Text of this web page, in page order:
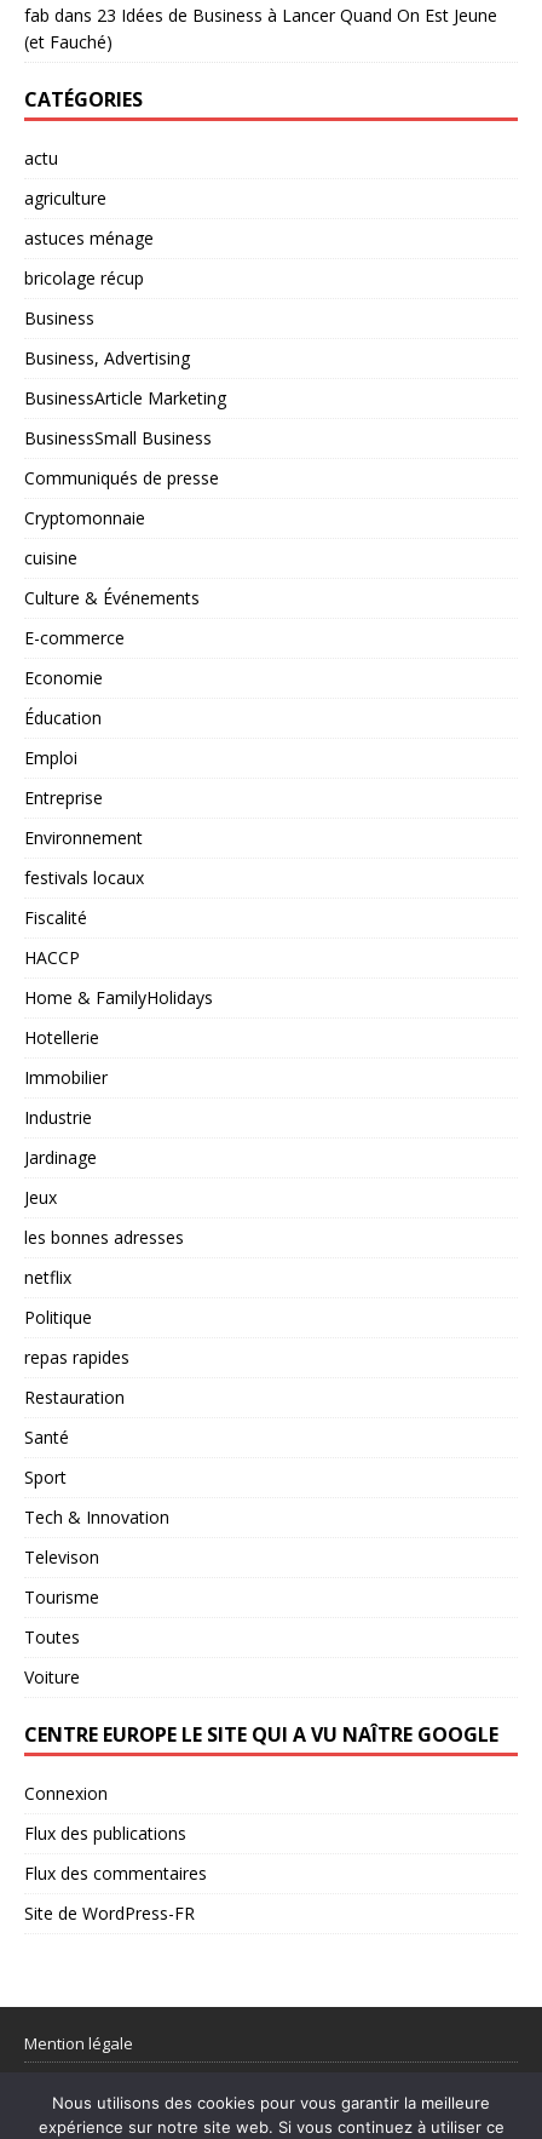
fab dans 23 Idées de Business à Lancer Quand On Est Jeune
(et Fauché)
CATÉGORIES
actu
agriculture
astuces ménage
bricolage récup
Business
Business, Advertising
BusinessArticle Marketing
BusinessSmall Business
Communiqués de presse
Cryptomonnaie
cuisine
Culture & Événements
E-commerce
Economie
Éducation
Emploi
Entreprise
Environnement
festivals locaux
Fiscalité
HACCP
Home & FamilyHolidays
Hotellerie
Immobilier
Industrie
Jardinage
Jeux
les bonnes adresses
netflix
Politique
repas rapides
Restauration
Santé
Sport
Tech & Innovation
Televison
Tourisme
Toutes
Voiture
CENTRE EUROPE LE SITE QUI A VU NAÎTRE GOOGLE
Connexion
Flux des publications
Flux des commentaires
Site de WordPress-FR
Mention légale
Nous utilisons des cookies pour vous garantir la meilleure
expérience sur notre site web. Si vous continuez à utiliser ce